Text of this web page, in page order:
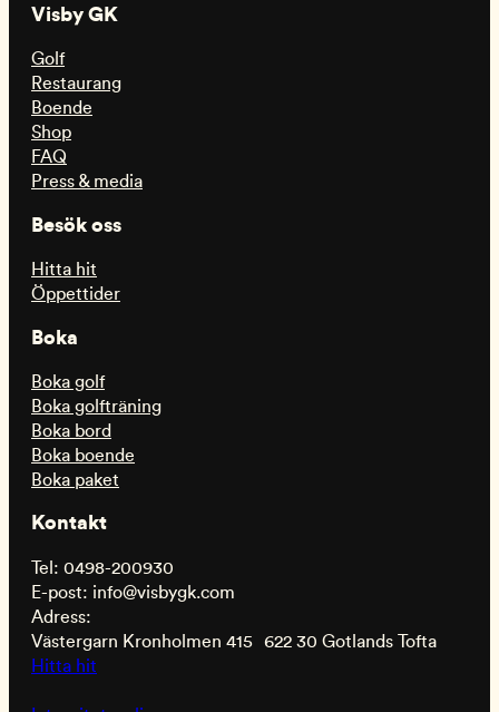
Visby GK
Golf
Restaurang
Boende
Shop
FAQ
Press & media
Besök oss
Hitta hit
Öppettider
Boka
Boka golf
Boka golfträning
Boka bord
Boka boende
Boka paket
Kontakt
Tel: 0498-200930
E-post: info@visbygk.com
Adress:
Västergarn Kronholmen 415 622 30 Gotlands Tofta
Hitta hit